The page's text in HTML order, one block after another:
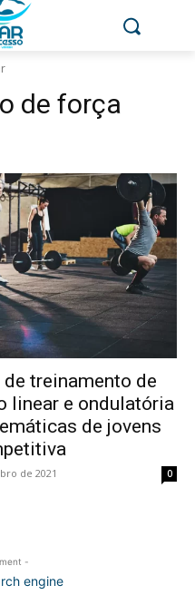
de força
treinamento de
linear e ondulatória
de jovens
de 2021 0
-